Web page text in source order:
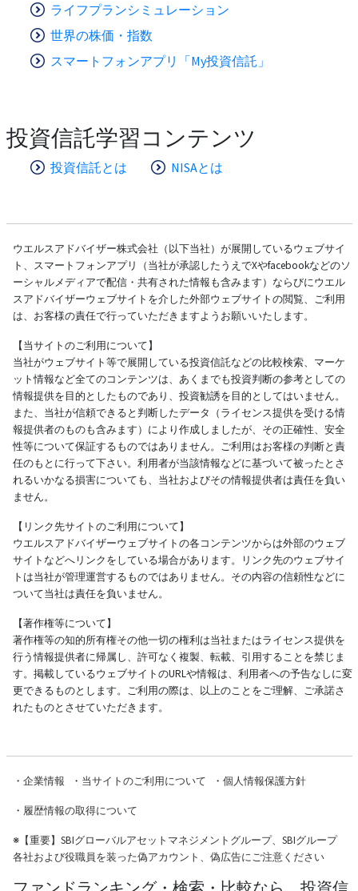
ライフプランシミュレーション
世界の株価・指数
スマートフォンアプリ「My投資信託」
投資信託学習コンテンツ
投資信託とは NISAとは
ウエルスアドバイザー株式会社（以下当社）が展開しているウェブサイ
ト、スマートフォンアプリ（当社が承認したうえでXやfacebookなどのソ
ーシャルメディアで配信・共有された情報も含みます）ならびにウエル
スアドバイザーウェブサイトを介した外部ウェブサイトの閲覧、ご利用
は、お客様の責任で行っていただきますようお願いいたします。
【当サイトのご利用について】
当社がウェブサイト等で展開している投資信託などの比較検索、マーケ
ット情報など全てのコンテンツは、あくまでも投資判断の参考としての
情報提供を目的としたものであり、投資勧誘を目的としてはいません。
また、当社が信頼できると判断したデータ（ライセンス提供を受ける情
報提供者のものも含みます）により作成しましたが、その正確性、安全
性等について保証するものではありません。ご利用はお客様の判断と責
任のもとに行って下さい。利用者が当該情報などに基づいて被ったとさ
れるいかなる損害についても、当社およびその情報提供者は責任を負い
ません。
【リンク先サイトのご利用について】
ウエルスアドバイザーウェブサイトの各コンテンツからは外部のウェブ
サイトなどへリンクをしている場合があります。リンク先のウェブサイ
トは当社が管理運営するものではありません。その内容の信頼性などに
ついて当社は責任を負いません。
【著作権等について】
著作権等の知的所有権その他一切の権利は当社またはライセンス提供を
行う情報提供者に帰属し、許可なく複製、転載、引用することを禁じま
す。掲載しているウェブサイトのURLや情報は、利用者への予告なしに変
更できるものとします。ご利用の際は、以上のことをご理解、ご承諾さ
れたものとさせていただきます。
・ 企業情報 ・ 当サイトのご利用について ・ 個人情報保護方針
・ 履歴情報の取得について
※【重要】SBIグローバルアセットマネジメントグループ、SBIグループ
各社および役職員を装った偽アカウント、偽広告にご注意ください